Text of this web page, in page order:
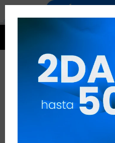
RESVERATROL